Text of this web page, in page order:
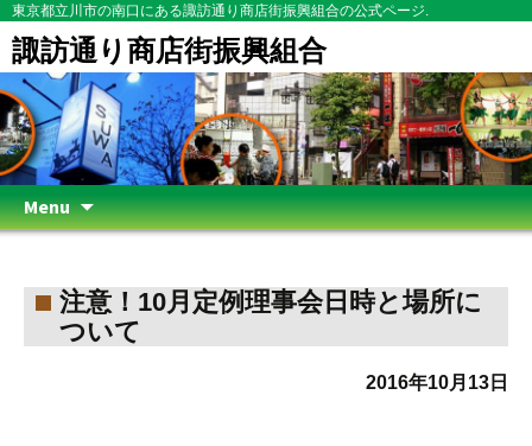
東京都立川市の南口にある諏訪通り商店街振興組合の公式ページ.
諏訪通り商店街振興組合
Menu
Skip
to
注意！10月定例理事会日時と場所に
ついて
2016年10月13日